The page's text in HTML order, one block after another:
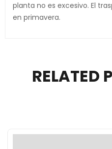
planta no es excesivo. El
en primavera.
RELATED